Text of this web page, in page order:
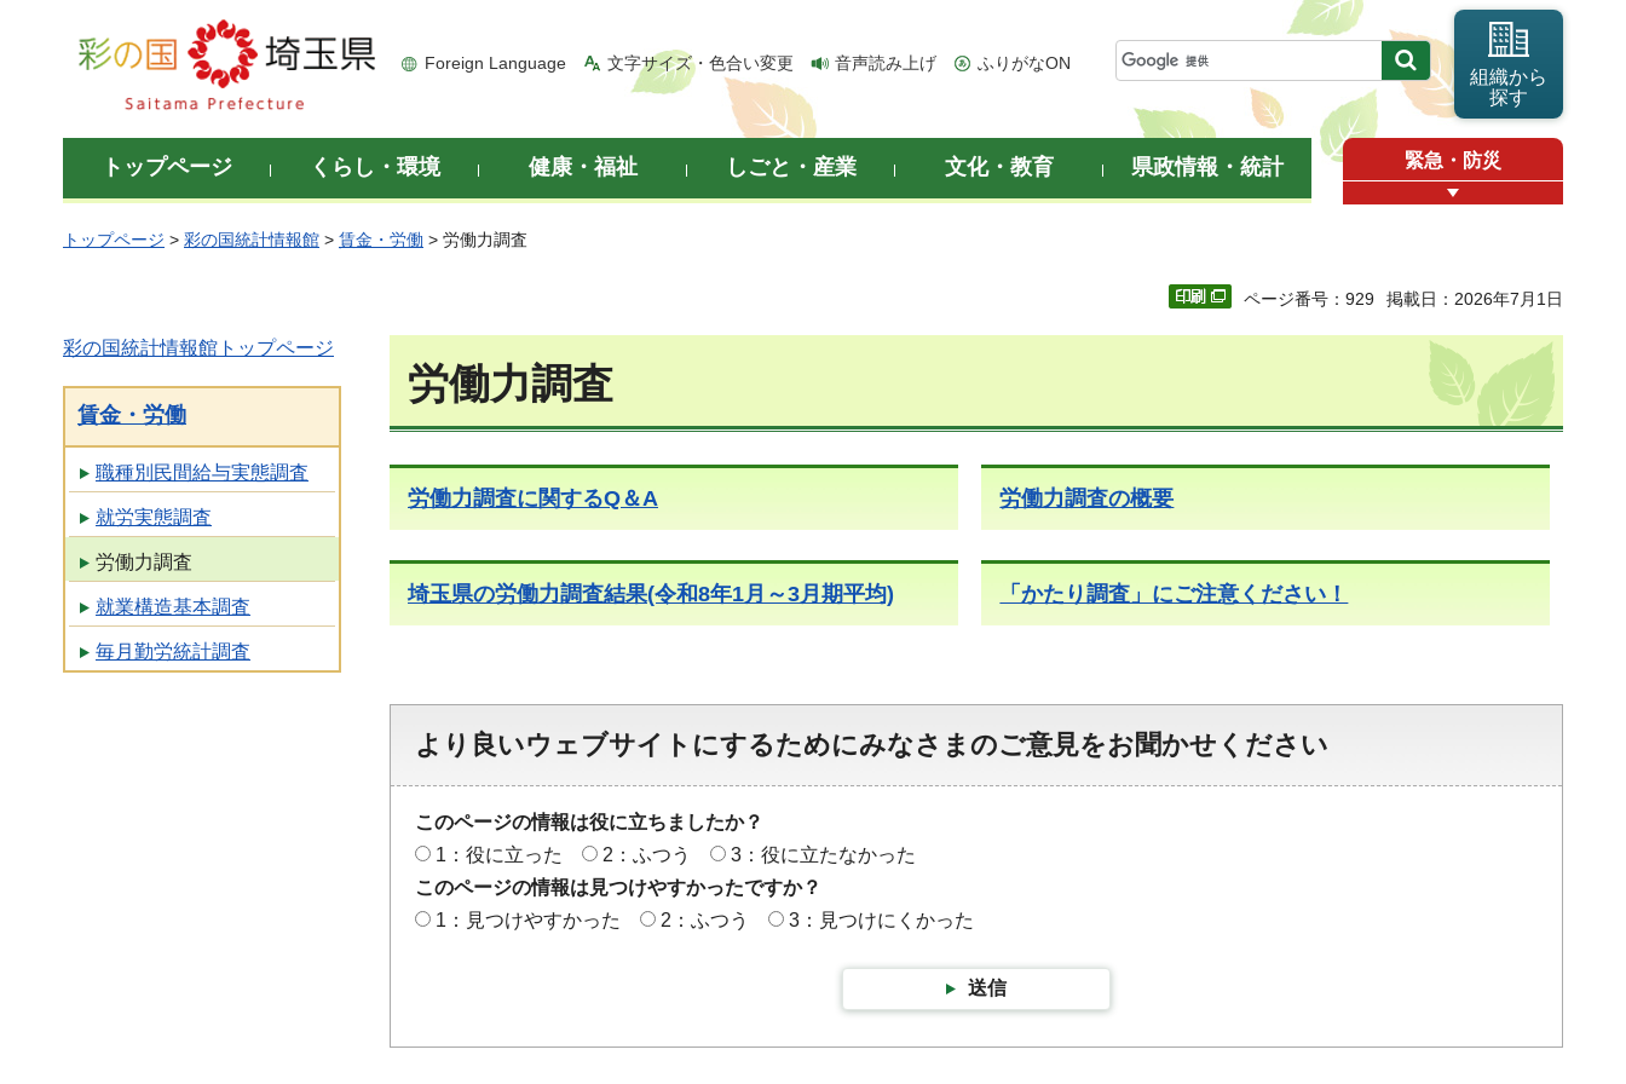
彩の国 埼玉県
Foreign Language 文字サイズ・色合い変更 音声読み上げ ふりがなON
組織から
探す
トップページ くらし・環境 健康・福祉 しごと・産業 文化・教育 県政情報・統計 緊急・防災
トップページ > 彩の国統計情報館 > 賃金・労働 > 労働力調査
ページ番号：929 掲載日：2026年7月1日
彩の国統計情報館トップページ
賃金・労働
職種別民間給与実態調査
就労実態調査
労働力調査
就業構造基本調査
毎月勤労統計調査
労働力調査
労働力調査に関するQ＆A 労働力調査の概要
埼玉県の労働力調査結果(令和8年1月～3月期平均) 「かたり調査」にご注意ください！
より良いウェブサイトにするためにみなさまのご意見をお聞かせください
このページの情報は役に立ちましたか？
1：役に立った
2：ふつう
3：役に立たなかった
このページの情報は見つけやすかったですか？
1：見つけやすかった
2：ふつう 3：見つけにくかった
送信